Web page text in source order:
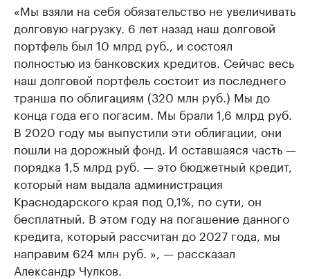
«Мы взяли на себя обязательство не увеличивать
долговую нагрузку. 6 лет назад наш долговой
портфель был 10 млрд руб., и состоял
полностью из банковских кредитов. Сейчас весь
наш долговой портфель состоит из последнего
транша по облигациям (320 млн руб.) Мы до
конца года его погасим. Мы брали 1,6 млрд руб.
В 2020 году мы выпустили эти облигации, они
пошли на дорожный фонд. И оставшаяся часть —
порядка 1,5 млрд руб. — это бюджетный кредит,
который нам выдала администрация
Краснодарского края под 0,1%, по сути, он
бесплатный. В этом году на погашение данного
кредита, который рассчитан до 2027 года, мы
направим 624 млн руб. », — рассказал
Александр Чулков.